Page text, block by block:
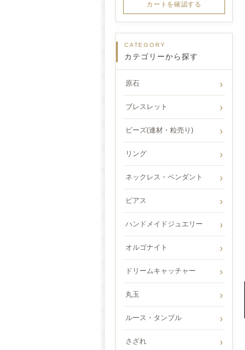
カートを確認する
CATEGORY
カテゴリーから探す
原石
ブレスレット
ビーズ(連材・粒売り)
リング
ネックレス・ペンダント
ピアス
ハンドメイドジュエリー
オルゴナイト
ドリームキャッチャー
丸玉
ルース・タンブル
さざれ